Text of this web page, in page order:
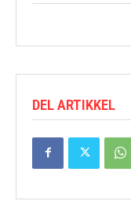
DEL ARTIKKEL